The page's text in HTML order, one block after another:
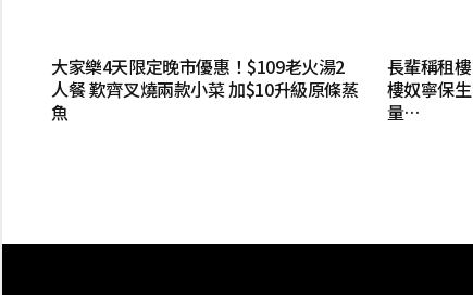
大家樂4天限定晚市優惠！$109老火湯2
人餐 歎齊叉燒兩款小菜 加$10升級原條蒸
魚
長輩稱租
樓奴寧保
量…